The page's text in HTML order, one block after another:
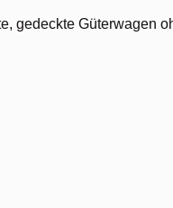
gedeckte Güterwagen